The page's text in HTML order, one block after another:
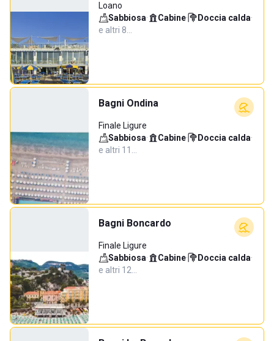
Loano
Sabbiosa· Cabine· Doccia calda·
e altri 8…
Bagni Ondina
Finale Ligure
Sabbiosa· Cabine· Doccia calda·
e altri 11…
Bagni Boncardo
Finale Ligure
Sabbiosa· Cabine· Doccia calda·
e altri 12…